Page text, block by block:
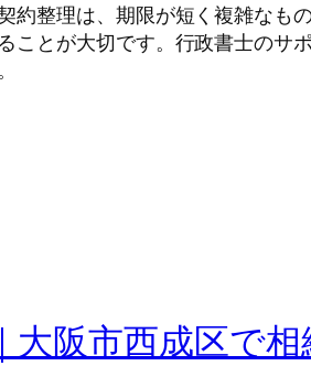
整理は、期限が短く複雑なも
ことが大切です。行政書士のサ
阪市西成区で